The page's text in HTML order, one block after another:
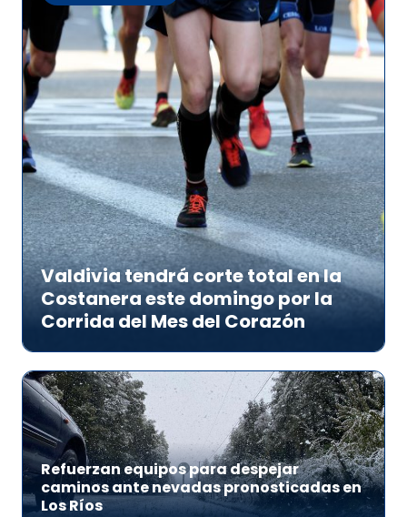
Valdivia tendrá corte total en la
Costanera este domingo por la
Corrida del Mes del Corazón
Refuerzan equipos para despejar
caminos ante nevadas pronosticadas en
Los Ríos